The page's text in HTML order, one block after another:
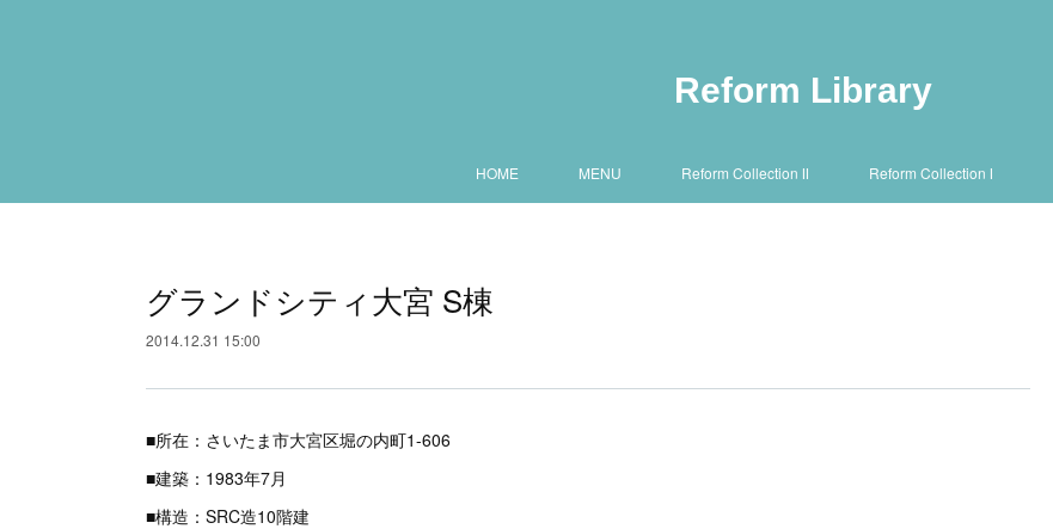
Reform Library
HOME MENU Reform Collection Ⅱ Reform Collection Ⅰ
グランドシティ大宮 S棟
2014.12.31 15:00
■所在：さいたま市大宮区堀の内町1-606
■建築：1983年7月
■構造：SRC造10階建